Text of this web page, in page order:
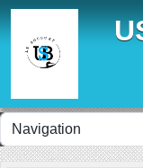
Panneau de gestion